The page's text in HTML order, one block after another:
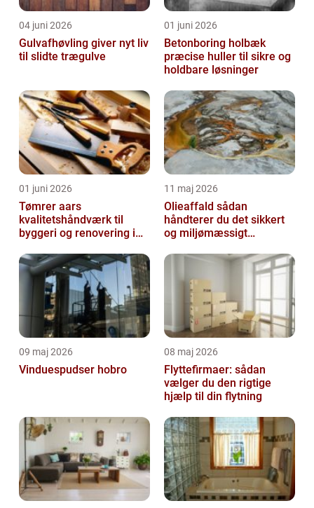
04 juni 2026
Gulvafhøvling giver nyt liv
til slidte trægulve
01 juni 2026
Betonboring holbæk
præcise huller til sikre og
holdbare løsninger
01 juni 2026
Tømrer aars
kvalitetshåndværk til
byggeri og renovering i
11 maj 2026
Olieaffald sådan
håndterer du det sikkert
og miljømæssigt
09 maj 2026
Vinduespudser hobro
08 maj 2026
Flyttefirmaer: sådan
vælger du den rigtige
hjælp til din flytning